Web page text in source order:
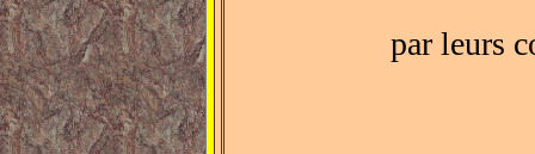
par leurs